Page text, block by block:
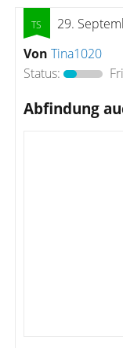
29.
Von Tina1020
Status:
Abfindung